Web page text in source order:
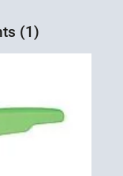
(1)